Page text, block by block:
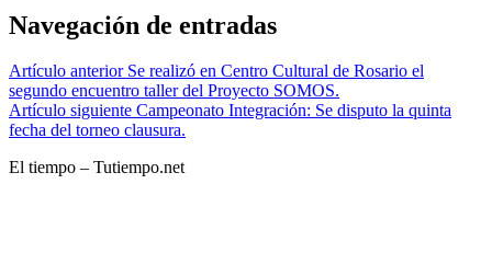
Navegación de entradas
Artículo anterior Se realizó en Centro Cultural de Rosario el
segundo encuentro taller del Proyecto SOMOS.
Artículo siguiente Campeonato Integración: Se disputo la quinta
fecha del torneo clausura.
El tiempo – Tutiempo.net